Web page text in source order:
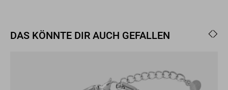
DAS KÖNNTE DIR AUCH GEFALLEN